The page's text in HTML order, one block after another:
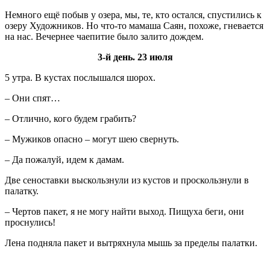
Немного ещё побыв у озера, мы, те, кто остался, спустились к
озеру Художников. Но что-то мамаша Саян, похоже, гневается
на нас. Вечернее чаепитие было залито дождем.
3-й день. 23 июля
5 утра. В кустах послышался шорох.
– Они спят…
– Отлично, кого будем грабить?
– Мужиков опасно – могут шею свернуть.
– Да пожалуй, идем к дамам.
Две сеноставки выскользнули из кустов и проскользнули в
палатку.
– Чертов пакет, я не могу найти выход. Пищуха беги, они
проснулись!
Лена подняла пакет и вытряхнула мышь за пределы палатки.